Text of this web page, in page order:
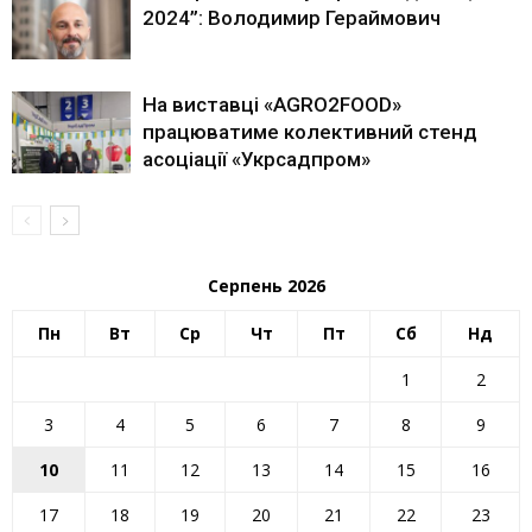
2024”: Володимир Гераймович
На виставці «AGRO2FOOD»
працюватиме колективний стенд
асоціації «Укрсадпром»
Серпень 2026
Пн Вт Ср Чт Пт Сб Нд
1
2
3
4 5 6 7 8
9
10
11 12 13 14 15
16
17
18 19 20 21 22 23